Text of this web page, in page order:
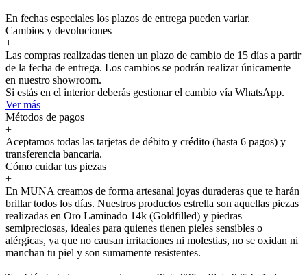
En fechas especiales los plazos de entrega pueden variar.
Cambios y devoluciones
+
Las compras realizadas tienen un plazo de cambio de 15 días a partir
de la fecha de entrega. Los cambios se podrán realizar únicamente
en nuestro showroom.
Si estás en el interior deberás gestionar el cambio vía WhatsApp.
Ver más
Métodos de pagos
+
Aceptamos todas las tarjetas de débito y crédito (hasta 6 pagos) y
transferencia bancaria.
Cómo cuidar tus piezas
+
En MUNA creamos de forma artesanal joyas duraderas que te harán
brillar todos los días. Nuestros productos estrella son aquellas piezas
realizadas en Oro Laminado 14k (Goldfilled) y piedras
semipreciosas, ideales para quienes tienen pieles sensibles o
alérgicas, ya que no causan irritaciones ni molestias, no se oxidan ni
manchan tu piel y son sumamente resistentes.